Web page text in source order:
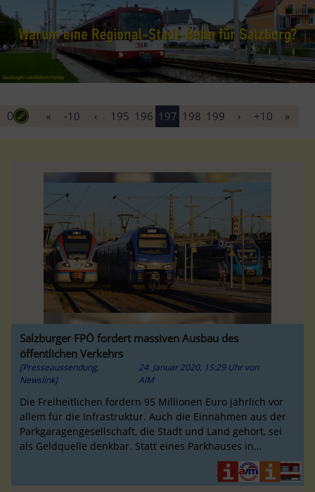
0 « -10 ‹ 195 196 197 198 199 › +10 »
Salzburger FPÖ fordert massiven Ausbau des
öffentlichen Verkehrs
[Presseaussendung,
Newslink]
24. Januar 2020, 15:29 Uhr von
AIM
Die Freiheitlichen fordern 95 Millionen Euro jährlich vor
allem für die Infrastruktur. Auch die Einnahmen aus der
Parkgaragengesellschaft, die Stadt und Land gehört, sei
als Geldquelle denkbar. Statt eines Parkhauses in